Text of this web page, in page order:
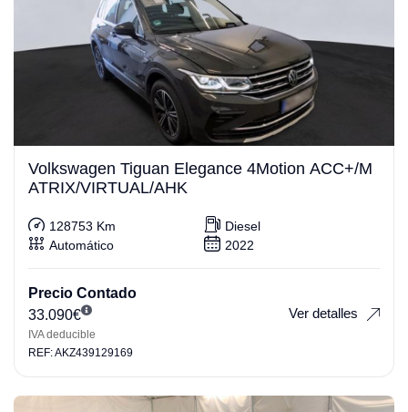
Volkswagen Tiguan Elegance 4Motion ACC+/M
ATRIX/VIRTUAL/AHK
128753 Km
Diesel
Automático
2022
Precio Contado
33.090€
IVA deducible
Ver detalles
REF: AKZ439129169